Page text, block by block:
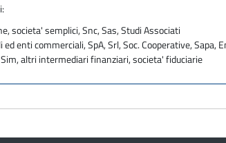
societa' semplici, Snc, Sas, Studi Associati
ed enti commerciali, SpA, Srl, Soc. Cooperative, Sapa,
altri intermediari finanziari, societa' fiduciarie